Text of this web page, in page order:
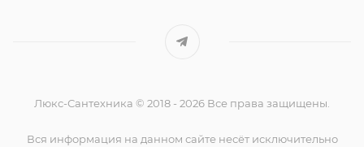
Люкс-Сантехника © 2018 - 2026 Все права защищены.
Вся информация на данном сайте несёт исключительно